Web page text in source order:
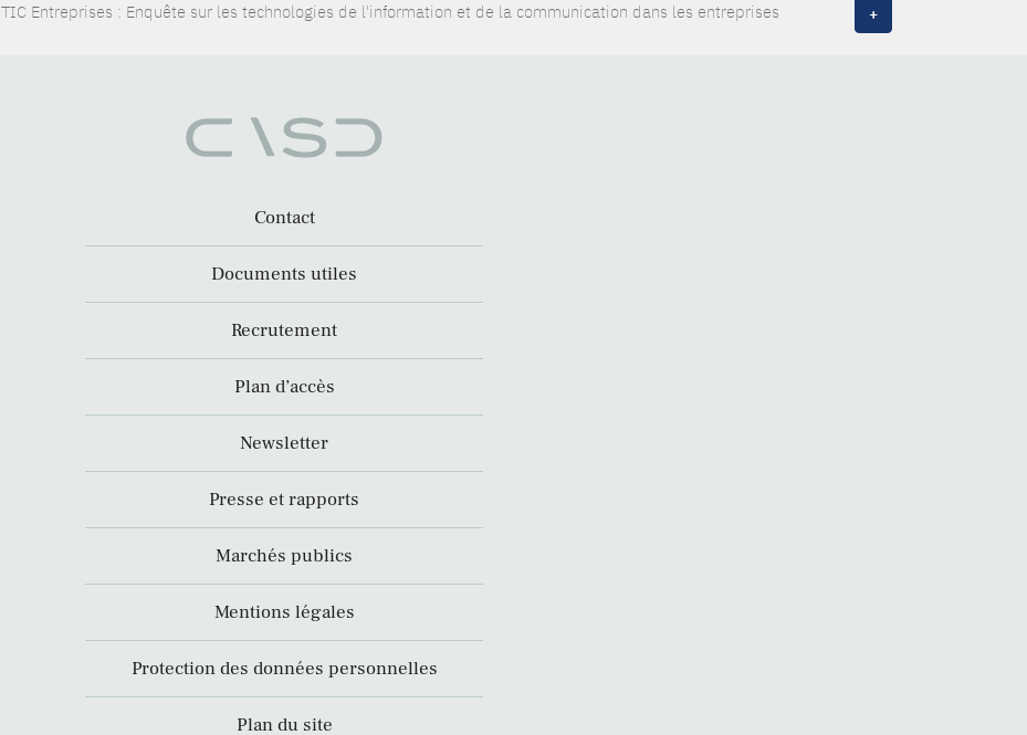
TIC Entreprises : Enquête sur les technologies de l'information et de la communication dans les entreprises
+
Contact
Documents utiles
Recrutement
Plan d’accès
Newsletter
Presse et rapports
Marchés publics
Mentions légales
Protection des données personnelles
Plan du site